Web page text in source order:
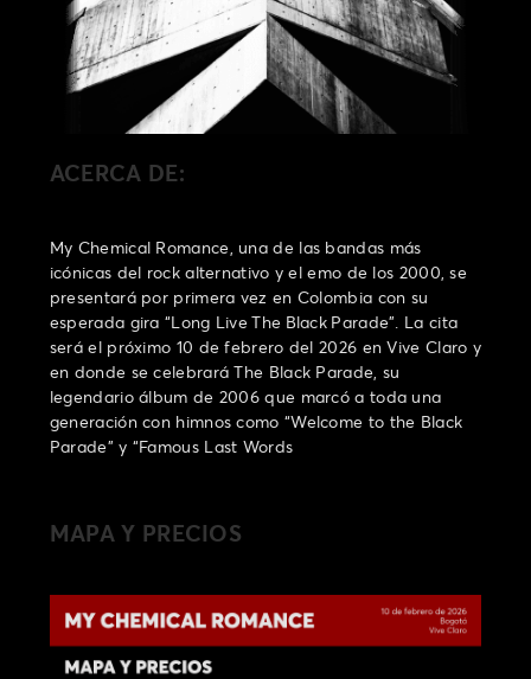
ACERCA DE:
My Chemical Romance, una de las bandas más
icónicas del rock alternativo y el emo de los 2000, se
presentará por primera vez en Colombia con su
esperada gira “Long Live The Black Parade”. La cita
será el próximo 10 de febrero del 2026 en Vive Claro y
en donde se celebrará The Black Parade, su
legendario álbum de 2006 que marcó a toda una
generación con himnos como “Welcome to the Black
Parade” y “Famous Last Words
MAPA Y PRECIOS